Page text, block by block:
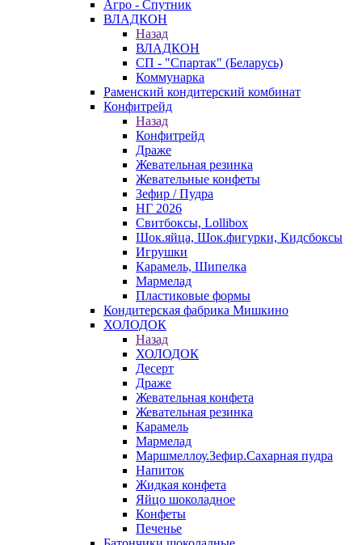
Агро - Спутник
ВЛАДКОН
Назад
ВЛАДКОН
СП - "Спартак" (Беларусь)
Коммунарка
Раменский кондитерский комбинат
Конфитрейд
Назад
Конфитрейд
Драже
Жевательная резинка
Жевательные конфеты
Зефир / Пудра
НГ 2026
Свитбоксы, Lollibox
Шок.яйца, Шок.фигурки, Кидсбоксы
Игрушки
Карамель, Шипелка
Мармелад
Пластиковые формы
Кондитерская фабрика Мишкино
ХОЛОДОК
Назад
ХОЛОДОК
Десерт
Драже
Жевательная конфета
Жевательная резинка
Карамель
Мармелад
Маршмеллоу.Зефир.Сахарная пудра
Напиток
Жидкая конфета
Яйцо шоколадное
Конфеты
Печенье